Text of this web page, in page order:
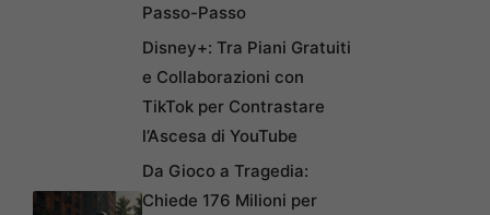
Passo-Passo
Disney+: Tra Piani Gratuiti
e Collaborazioni con
TikTok per Contrastare
l’Ascesa di YouTube
Da Gioco a Tragedia:
Chiede 176 Milioni per